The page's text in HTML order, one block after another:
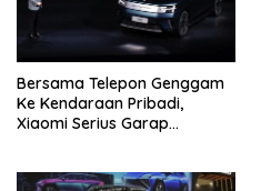
Bersama Telepon Genggam
Ke Kendaraan Pribadi,
Xiaomi Serius Garap